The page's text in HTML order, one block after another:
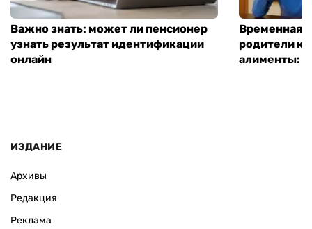
Важно знать: может ли пенсионер
узнать результат идентификации
онлайн
Временная
родители
алименты:
ИЗДАНИЕ
Архивы
Редакция
Реклама